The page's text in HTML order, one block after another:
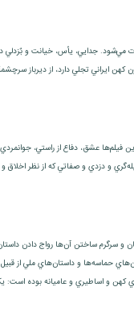
مي‌شود. جدايي، يأس، خيانت و
تجلي دارد، از ديرباز
عشق، دفاع از راستي،
و دزدي و صفاتي كه از نظر اخلاق
و سرگرم ساختن آن‌ها رواج دادن
حماسه‌ها و داستان‌هاي ملي از
و اساطيري و عاميانه بوده است: